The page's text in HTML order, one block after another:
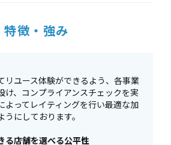
特徴・強み
リユース体験ができるよう、各事業
け、コンプライアンスチェックを実
よってレイティングを行い最適な加
にしております。
る店舗を選べる公平性